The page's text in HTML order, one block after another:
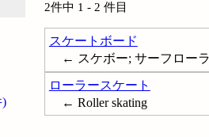
)
2件中 1 - 2 件目
スケートボード
← スケボー; サーフローラ
ローラースケート
← Roller skating